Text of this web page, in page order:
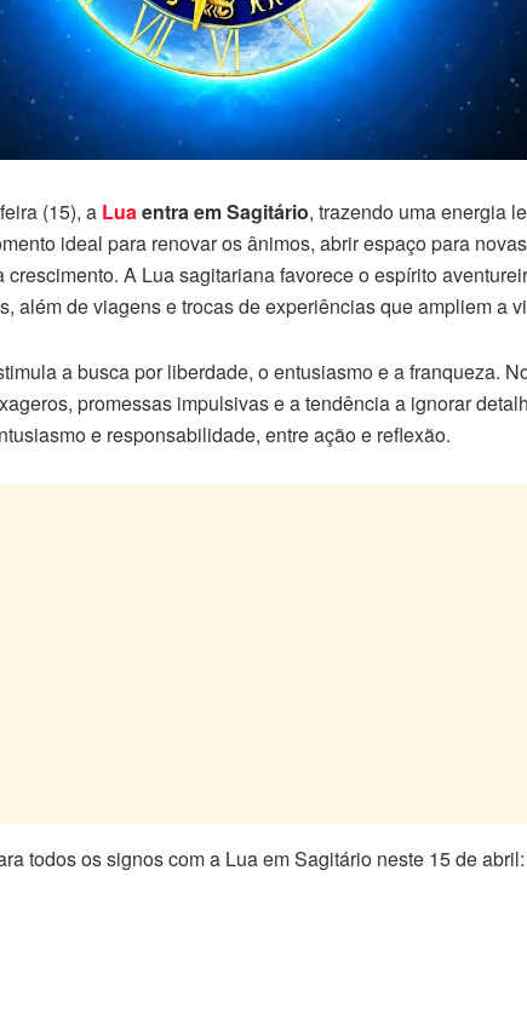
(15), a Luaentra em Sagitário, trazendo uma energia
ideal para renovar os ânimos, abrir espaço para
A Lua sagitariana favorece o espírito
além de viagens e trocas de experiências que ampliem a
a busca por liberdade, o entusiasmo e a franqueza.
promessas impulsivas e a tendência a ignorar
e responsabilidade, entre ação e reflexão.
todos os signos com a Lua em Sagitário neste 15 de abril: